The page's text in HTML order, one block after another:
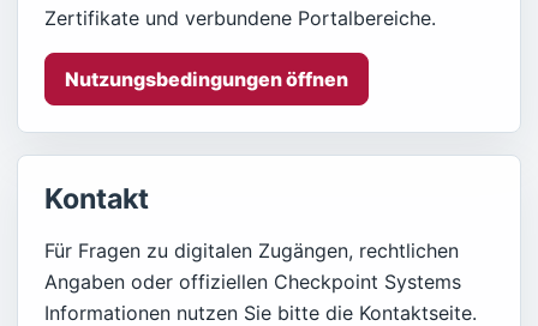
Zertifikate und verbundene Portalbereiche.
Nutzungsbedingungen öffnen
Kontakt
Für Fragen zu digitalen Zugängen, rechtlichen
Angaben oder offiziellen Checkpoint Systems
Informationen nutzen Sie bitte die Kontaktseite.